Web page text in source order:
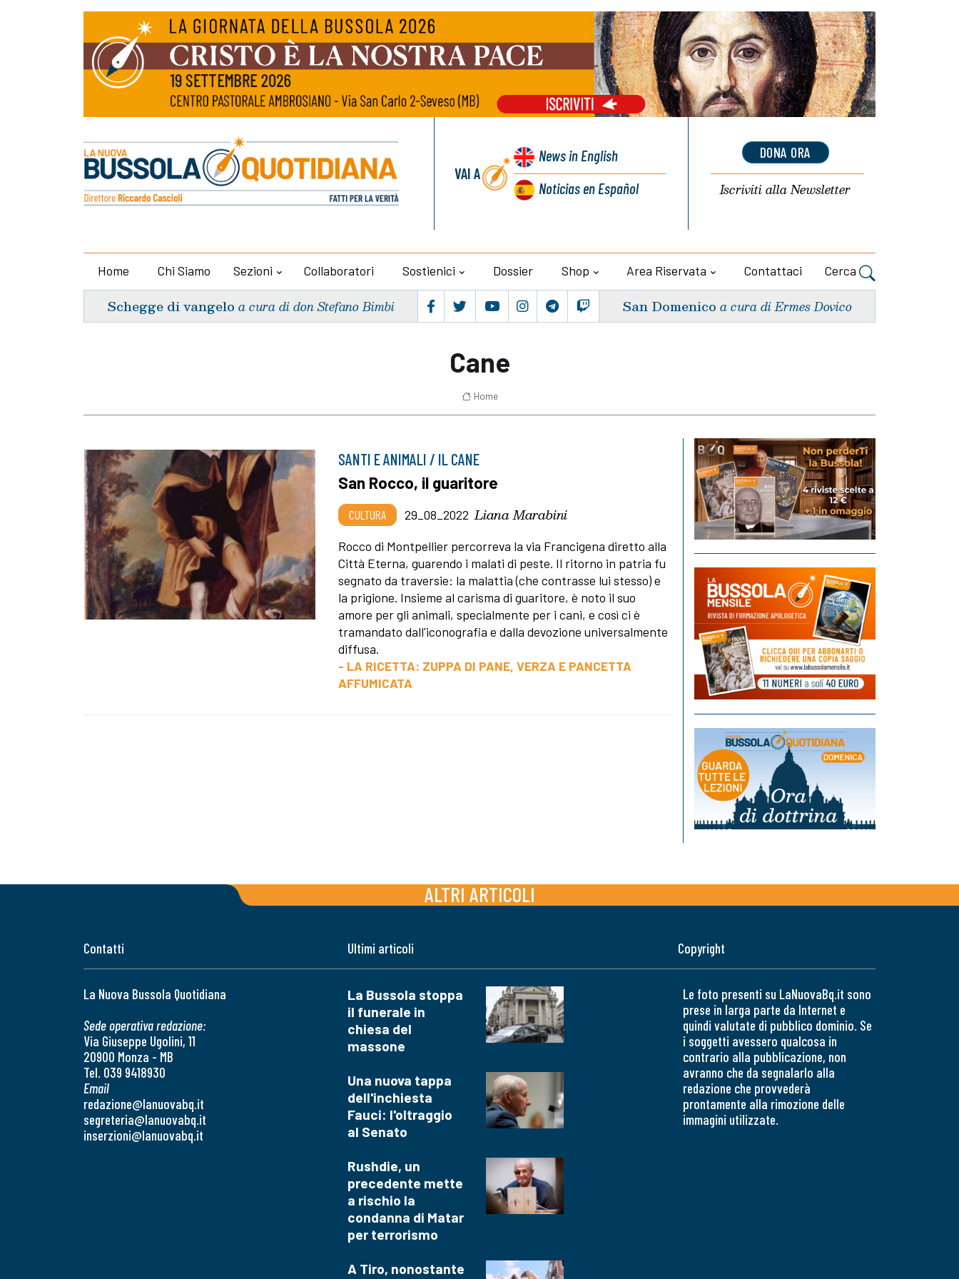
VAI A
Newsin English
Noticiasen Español
DONA ORA
Iscriviti allaNewsletter
Home Chi Siamo Sezioni Collaboratori Sostienici Dossier Shop Area Riservata Contattaci Cerca
Schegge di vangelo a cura di don Stefano Bimbi San Domenico a cura di Ermes Dovico
Cane
Home
SANTI E ANIMALI / IL CANE
San Rocco, il guaritore
CULTURA 29_08_2022 Liana Marabini
Rocco di Montpellier percorreva la via Francigena diretto alla
Città Eterna, guarendo i malati di peste. Il ritorno in patria fu
segnato da traversie: la malattia (che contrasse lui stesso) e
la prigione. Insieme al carisma di guaritore, è noto il suo
amore per gli animali, specialmente per i cani, e così ci è
tramandato dall'iconografia e dalla devozione universalmente
diffusa.
- LA RICETTA: ZUPPA DI PANE, VERZA E PANCETTA
AFFUMICATA
ALTRI ARTICOLI
Contatti
La Nuova Bussola Quotidiana
Sede operativa redazione:
Via Giuseppe Ugolini, 11
20900 Monza - MB
Tel. 039 9418930
Email
redazione@lanuovabq.it
segreteria@lanuovabq.it
inserzioni@lanuovabq.it
Ultimi articoli
La Bussola stoppa
il funerale in
chiesa del
massone
Una nuova tappa
dell'inchiesta
Fauci: l'oltraggio
al Senato
Rushdie, un
precedente mette
a rischio la
condanna di Matar
per terrorismo
A Tiro, nonostante
Copyright
Le foto presenti su LaNuovaBq.it sono
prese in larga parte da Internet e
quindi valutate di pubblico dominio. Se
i soggetti avessero qualcosa in
contrario alla pubblicazione, non
avranno che da segnalarlo alla
redazione che provvederà
prontamente alla rimozione delle
immagini utilizzate.